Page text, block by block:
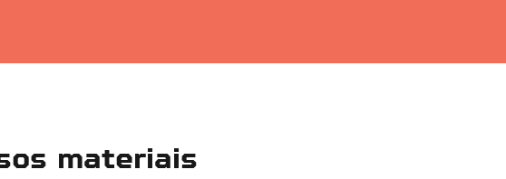
materiais